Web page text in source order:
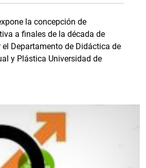
la concepción de
a finales de la década de
Departamento de Didáctica de
y Plástica Universidad de